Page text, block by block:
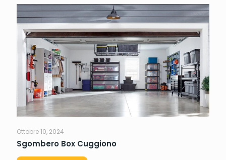
Ottobre 10, 2024
Sgombero Box Cuggiono